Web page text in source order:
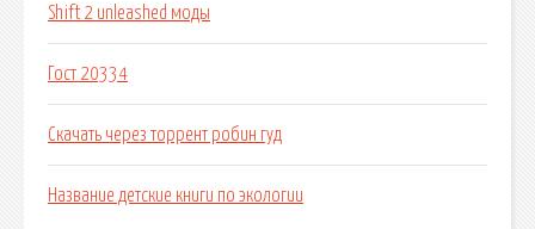
Shift 2 unleashed моды
Гост 20334
Скачать через торрент робин гуд
Название детские книги по экологии